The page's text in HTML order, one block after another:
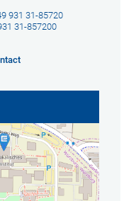
931 31-85720
31-857200